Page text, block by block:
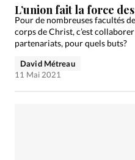
L’union fait la force
Pour de nombreuses facultés
corps de Christ, c’est
partenariats, pour quels buts?
David Métreau
11 Mai 2021